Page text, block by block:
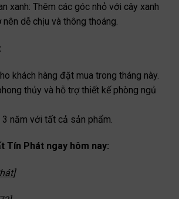
xanh: Thêm các góc nhỏ với cây xanh
dễ chịu và thông thoáng.
khách hàng đặt mua trong tháng này.
thủy và hỗ trợ thiết kế phòng ngủ
3 năm với tất cả sản phẩm.
Tín Phát ngay hôm nay: